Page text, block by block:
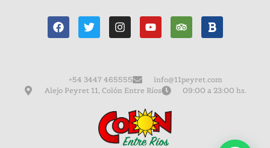
+54 3447 465555
info@11peyret.com
Alejo Peyret 11, Colón Entre Ríos
09:00 a 23:00 hs.